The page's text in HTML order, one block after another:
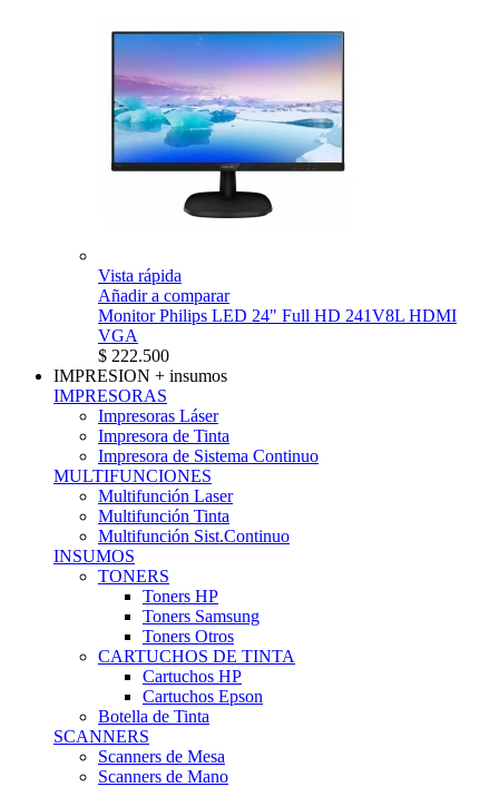
Vista rápida
Añadir a comparar
Monitor Philips LED 24" Full HD 241V8L HDMI
VGA
$ 222.500
IMPRESION + insumos
IMPRESORAS
Impresoras Láser
Impresora de Tinta
Impresora de Sistema Continuo
MULTIFUNCIONES
Multifunción Laser
Multifunción Tinta
Multifunción Sist.Continuo
INSUMOS
TONERS
Toners HP
Toners Samsung
Toners Otros
CARTUCHOS DE TINTA
Cartuchos HP
Cartuchos Epson
Botella de Tinta
SCANNERS
Scanners de Mesa
Scanners de Mano